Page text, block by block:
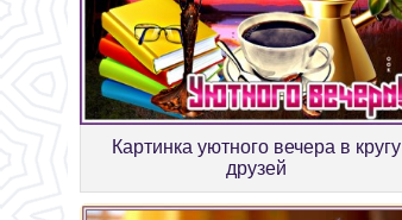
Картинка уютного вечера в кругу
друзей